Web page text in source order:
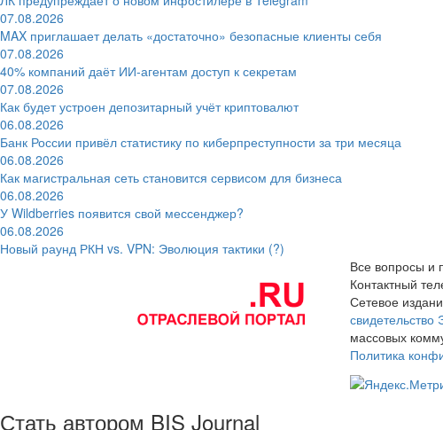
07.08.2026
MAX приглашает делать «достаточно» безопасные клиенты себя
07.08.2026
40% компаний даёт ИИ‑агентам доступ к секретам
07.08.2026
Как будет устроен депозитарный учёт криптовалют
06.08.2026
Банк России привёл статистику по киберпреступности за три месяца
06.08.2026
Как магистральная сеть становится сервисом для бизнеса
06.08.2026
У Wildberries появится свой мессенджер?
06.08.2026
Новый раунд РКН vs. VPN: Эволюция тактики (?)
Все вопросы и
Контактный
Сетевое
массовых
Политика
Стать автором BIS Journal